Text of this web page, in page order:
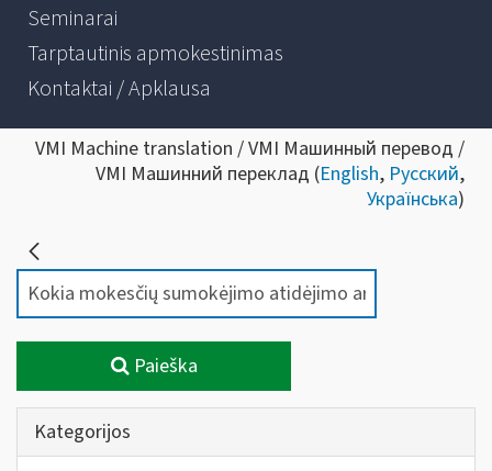
Seminarai
Tarptautinis apmokestinimas
Kontaktai / Apklausa
VMI Machine translation / VMI Машинный перевод /
VMI Машинний переклад (English, Русский,
Українська)
Paieška
Kategorijos